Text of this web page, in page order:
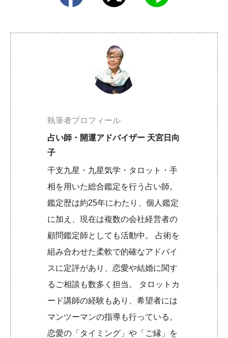
執筆者プロフィール
占い師・開運アドバイザー 天宮日向
子
干支九星・九星気学・タロット・手
相を用いた総合鑑定を行う占い師。
鑑定歴は約25年にわたり、個人鑑定
に加え、現在は複数の会社経営者の
顧問鑑定師としても活動中。 占術を
組み合わせた柔軟で的確なアドバイ
スに定評があり、恋愛や結婚に関す
るご相談も数多く担当。 タロットカ
ード講師の経験もあり、希望者には
マンツーマンの指導も行っている。
恋愛の「タイミング」や「ご縁」を